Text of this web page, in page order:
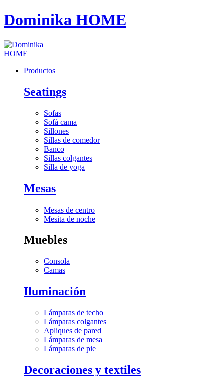
Dominika HOME
Productos
Seatings
Sofas
Sofá cama
Sillones
Sillas de comedor
Banco
Sillas colgantes
Silla de yoga
Mesas
Mesas de centro
Mesita de noche
Muebles
Consola
Camas
Iluminación
Lámparas de techo
Lámparas colgantes
Apliques de pared
Lámparas de mesa
Lámparas de pie
Decoraciones y textiles